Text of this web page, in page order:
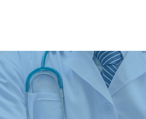
სახელობის
სახელმწიფო